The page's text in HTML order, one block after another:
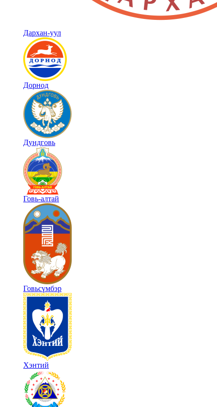
Дархан-уул
Дорнод
Дундговь
Говь-алтай
Говьсүмбэр
Хэнтий